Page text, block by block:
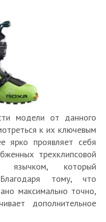
модели от данного
к их ключевым
ярко проявляет себя
трехклипсовой
который
тому, что
максимально точно,
дополнительное